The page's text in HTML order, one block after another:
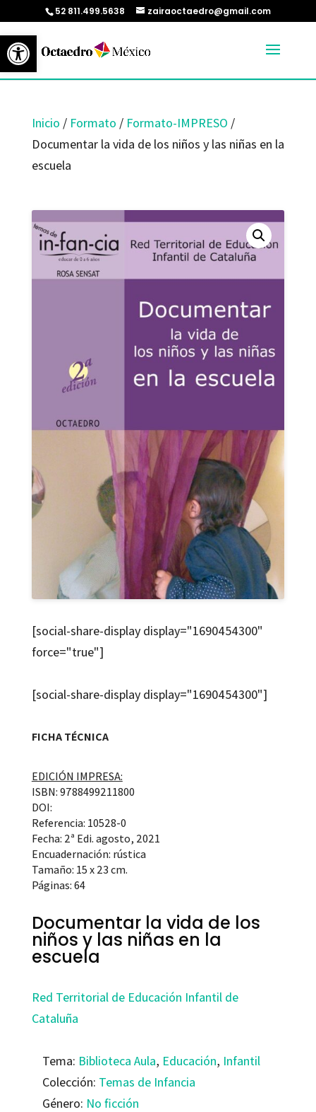
Abrir barra de herramientas
52 811.499.5638 zairaoctaedro@gmail.com
Inicio / Formato / Formato-IMPRESO /
Documentar la vida de los niños y las niñas en la
escuela
[social-share-display display="1690454300"
force="true"]
[social-share-display display="1690454300"]
FICHA TÉCNICA
EDICIÓN IMPRESA:
ISBN: 9788499211800
DOI:
Referencia: 10528-0
Fecha: 2ª Edi. agosto, 2021
Encuadernación: rústica
Tamaño: 15 x 23 cm.
Páginas: 64
Documentar la vida de los
niños y las niñas en la
escuela
Red Territorial de Educación Infantil de
Cataluña
Tema: Biblioteca Aula, Educación, Infantil
Colección: Temas de Infancia
Género: No ficción